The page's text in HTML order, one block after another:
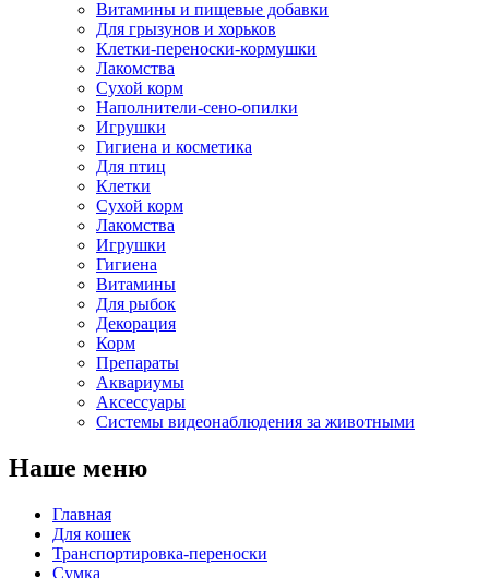
Витамины и пищевые добавки
Для грызунов и хорьков
Клетки-переноски-кормушки
Лакомства
Сухой корм
Наполнители-сено-опилки
Игрушки
Гигиена и косметика
Для птиц
Клетки
Сухой корм
Лакомства
Игрушки
Гигиена
Витамины
Для рыбок
Декорация
Корм
Препараты
Аквариумы
Аксессуары
Cистемы видеонаблюдения за животными
Наше меню
Главная
Для кошек
Транспортировка-переноски
Сумка